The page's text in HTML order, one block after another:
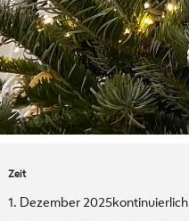
Zeit
1. Dezember 2025kontinuierlich